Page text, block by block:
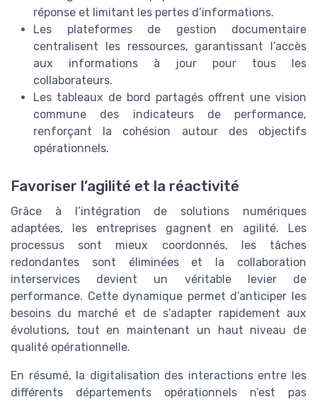
réponse et limitant les pertes d’informations.
Les plateformes de gestion documentaire
centralisent les ressources, garantissant l’accès
aux informations à jour pour tous les
collaborateurs.
Les tableaux de bord partagés offrent une vision
commune des indicateurs de performance,
renforçant la cohésion autour des objectifs
opérationnels.
Favoriser l’agilité et la réactivité
Grâce à l’intégration de solutions numériques
adaptées, les entreprises gagnent en agilité. Les
processus sont mieux coordonnés, les tâches
redondantes sont éliminées et la collaboration
interservices devient un véritable levier de
performance. Cette dynamique permet d’anticiper les
besoins du marché et de s’adapter rapidement aux
évolutions, tout en maintenant un haut niveau de
qualité opérationnelle.
En résumé, la digitalisation des interactions entre les
différents départements opérationnels n’est pas